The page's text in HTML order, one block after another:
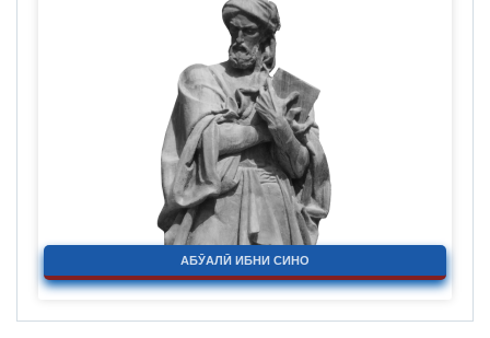
АБӮАЛӢ ИБНИ СИНО